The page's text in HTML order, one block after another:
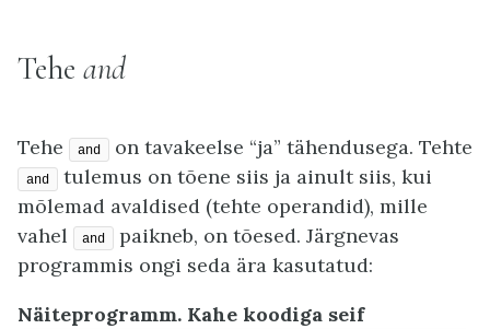
Tehe and
Tehe and on tavakeelse “ja” tähendusega. Tehte
and
tulemus on tõene siis ja ainult siis, kui
mõlemad avaldised (tehte operandid), mille
vahel
and
paikneb, on tõesed. Järgnevas
programmis ongi seda ära kasutatud:
Näiteprogramm. Kahe koodiga seif